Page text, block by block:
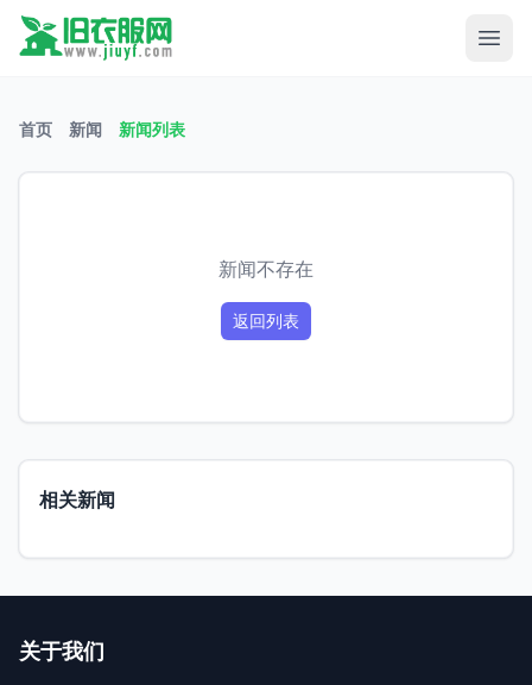
首页 新闻 新闻列表
新闻不存在
返回列表
相关新闻
关于我们